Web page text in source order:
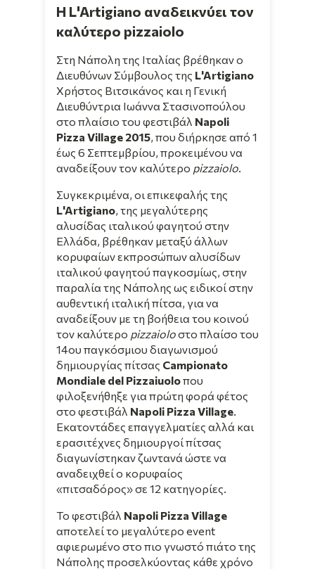
H L'Artigiano αναδεικνύει τον
καλύτερο pizzaiolo
Στη Νάπολη της Ιταλίας βρέθηκαν ο
Διευθύνων Σύμβουλος της L'Artigiano
Χρήστος Βιτσικάνος και η Γενική
Διευθύντρια Ιωάννα Στασινοπούλου
στο πλαίσιο του φεστιβάλ Napoli
Pizza Village 2015, που διήρκησε από 1
έως 6 Σεπτεμβρίου, προκειμένου να
αναδείξουν τον καλύτερο pizzaiolo.
Συγκεκριμένα, οι επικεφαλής της
L'Artigiano, της μεγαλύτερης
αλυσίδας ιταλικού φαγητού στην
Ελλάδα, βρέθηκαν μεταξύ άλλων
κορυφαίων εκπροσώπων αλυσίδων
ιταλικού φαγητού παγκοσμίως, στην
παραλία της Νάπολης ως ειδικοί στην
αυθεντική ιταλική πίτσα, για να
αναδείξουν με τη βοήθεια του κοινού
τον καλύτερο pizzaioloστο πλαίσο του
14ου παγκόσμιου διαγωνισμού
δημιουργίας πίτσας Campionato
Mondiale del Pizzaiuoloπου
φιλοξενήθηξε για πρώτη φορά φέτος
στο φεστιβάλ Napoli Pizza Village.
Εκατοντάδες επαγγελματίες αλλά και
ερασιτέχνες δημιουργοί πίτσας
διαγωνίστηκαν ζωντανά ώστε να
αναδειχθεί ο κορυφαίος
«πιτσαδόρος» σε 12 κατηγορίες.
Το φεστιβάλ Napoli Pizza Village
αποτελεί το μεγαλύτερο event
αφιερωμένο στο πιο γνωστό πιάτο της
Νάπολης προσελκύοντας κάθε χρόνο